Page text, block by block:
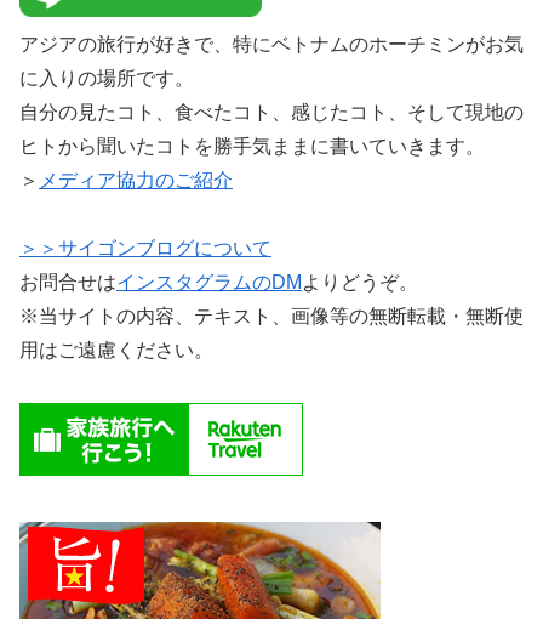
アジアの旅行が好きで、特にベトナムのホーチミンがお気
に入りの場所です。
自分の見たコト、食べたコト、感じたコト、そして現地の
ヒトから聞いたコトを勝手気ままに書いていきます。
＞ メディア協力のご紹介
＞＞サイゴンブログについて
お問合せはインスタグラムのDM よりどうぞ。
※当サイトの内容、テキスト、画像等の無断転載・無断使
用はご遠慮ください。